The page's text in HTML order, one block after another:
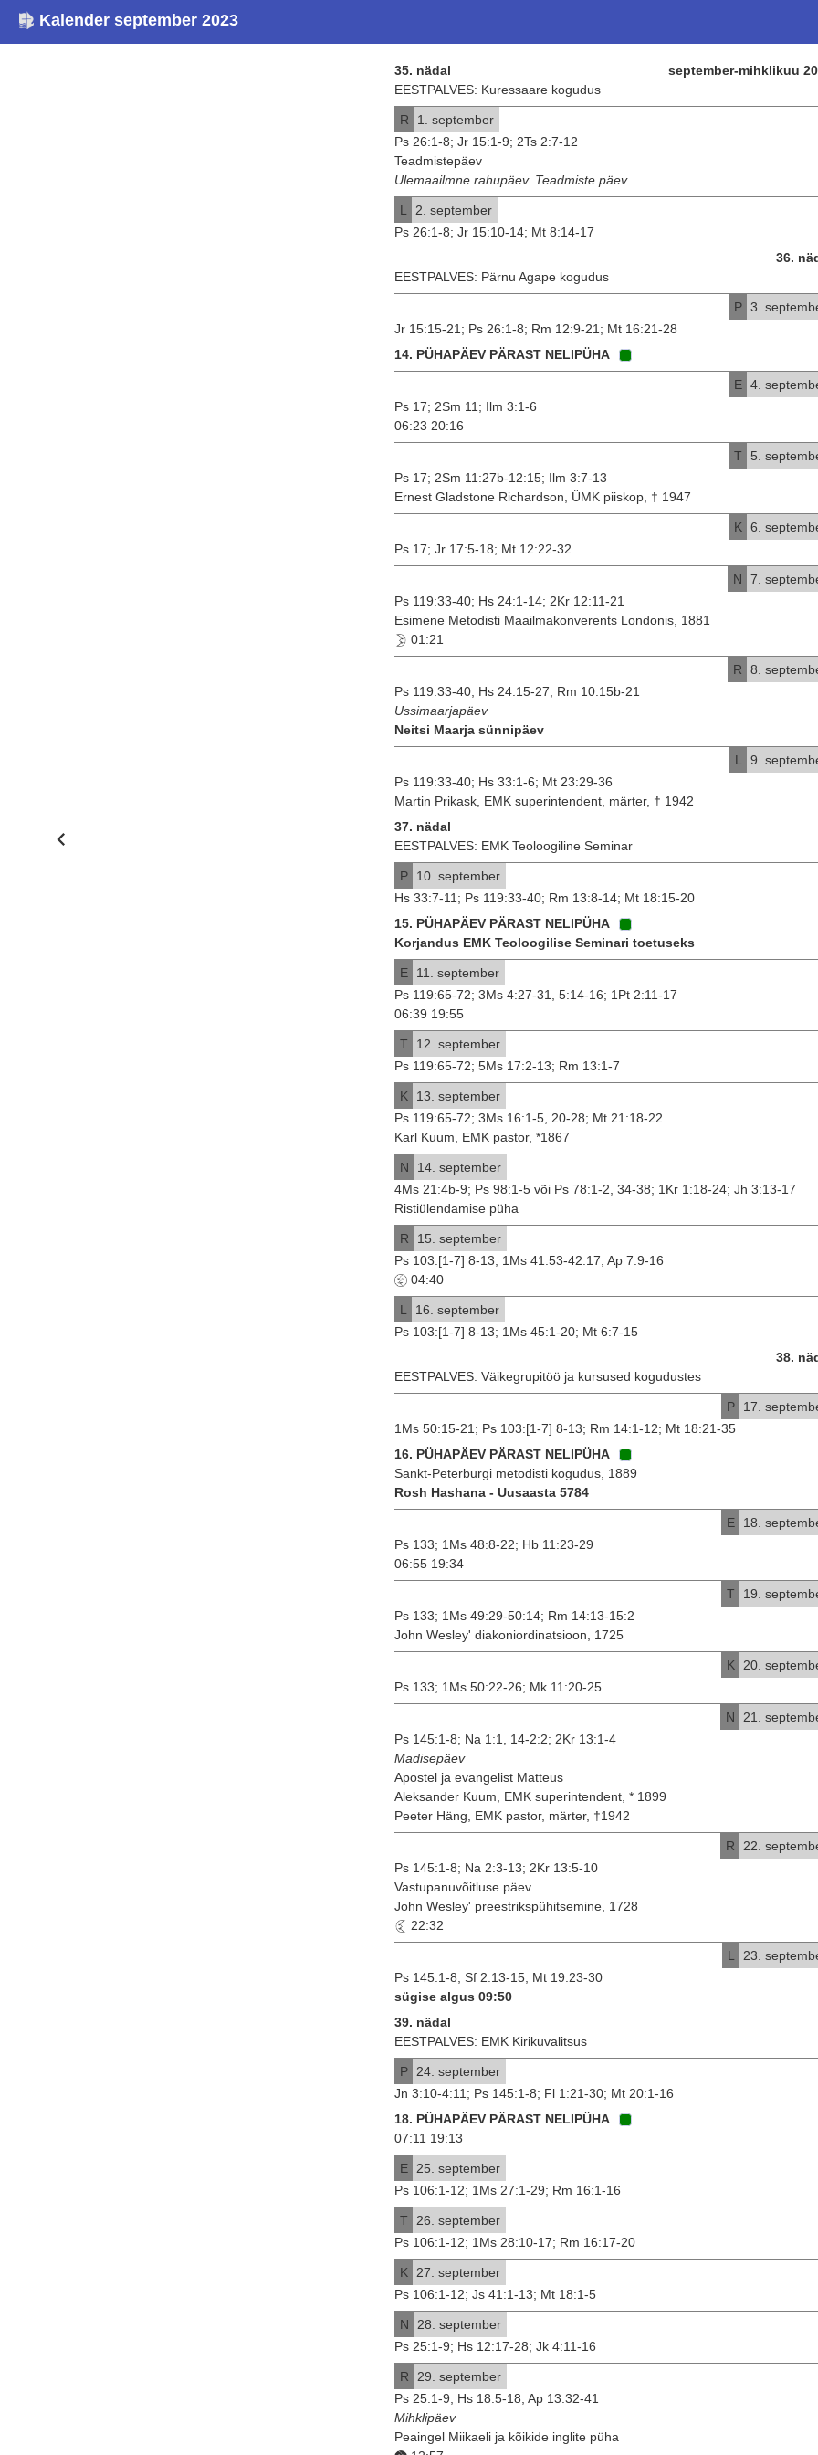
Kalender september 2023
35. nädal
september-mihklikuu
EESTPALVES: Kuressaare kogudus
R
1. september
Ps 26:1-8; Jr 15:1-9; 2Ts 2:7-12
Teadmistepäev
Ülemaailmne rahupäev. Teadmiste päev
L
2. september
Ps 26:1-8; Jr 15:10-14; Mt 8:14-17
36.
EESTPALVES: Pärnu Agape kogudus
P 3.
Jr 15:15-21; Ps 26:1-8; Rm 12:9-21; Mt 16:21-28
14. PÜHAPÄEV PÄRAST NELIPÜHA
E 4.
Ps 17; 2Sm 11; Ilm 3:1-6
06:23 20:16
T
5.
Ps 17; 2Sm 11:27b-12:15; Ilm 3:7-13
Ernest Gladstone Richardson, ÜMK piiskop, † 1947
K
6.
Ps 17; Jr 17:5-18; Mt 12:22-32
N
7.
Ps 119:33-40; Hs 24:1-14; 2Kr 12:11-21
Esimene Metodisti Maailmakonverents Londonis, 1881
01:21
R
8.
Ps 119:33-40; Hs 24:15-27; Rm 10:15b-21
Ussimaarjapäev
Neitsi Maarja sünnipäev
L
9.
Ps 119:33-40; Hs 33:1-6; Mt 23:29-36
Martin Prikask, EMK superintendent, märter, † 1942
37. nädal
EESTPALVES: EMK Teoloogiline Seminar
P
10. september
Hs 33:7-11; Ps 119:33-40; Rm 13:8-14; Mt 18:15-20
15. PÜHAPÄEV PÄRAST NELIPÜHA
Korjandus EMK Teoloogilise Seminari toetuseks
E
11. september
Ps 119:65-72; 3Ms 4:27-31, 5:14-16; 1Pt 2:11-17
06:39 19:55
T
12. september
Ps 119:65-72; 5Ms 17:2-13; Rm 13:1-7
K
13. september
Ps 119:65-72; 3Ms 16:1-5, 20-28; Mt 21:18-22
Karl Kuum, EMK pastor, *1867
N
14. september
4Ms 21:4b-9; Ps 98:1-5 või Ps 78:1-2, 34-38; 1Kr 1:18-24; Jh 3:13-17
Ristiülendamise püha
R
15. september
Ps 103:[1-7] 8-13; 1Ms 41:53-42:17; Ap 7:9-16
04:40
L
16. september
Ps 103:[1-7] 8-13; 1Ms 45:1-20; Mt 6:7-15
38.
EESTPALVES: Väikegrupitöö ja kursused kogudustes
P
17.
1Ms 50:15-21; Ps 103:[1-7] 8-13; Rm 14:1-12; Mt 18:21-35
16. PÜHAPÄEV PÄRAST NELIPÜHA
Sankt-Peterburgi metodisti kogudus, 1889
Rosh Hashana - Uusaasta 5784
E
18.
Ps 133; 1Ms 48:8-22; Hb 11:23-29
06:55 19:34
T
19.
Ps 133; 1Ms 49:29-50:14; Rm 14:13-15:2
John Wesley' diakoniordinatsioon, 1725
K
20.
Ps 133; 1Ms 50:22-26; Mk 11:20-25
N
21.
Ps 145:1-8; Na 1:1, 14-2:2; 2Kr 13:1-4
Madisepäev
Apostel ja evangelist Matteus
Aleksander Kuum, EMK superintendent, * 1899
Peeter Häng, EMK pastor, märter, †1942
R
22.
Ps 145:1-8; Na 2:3-13; 2Kr 13:5-10
Vastupanuvõitluse päev
John Wesley' preestrikspühitsemine, 1728
22:32
L
23.
Ps 145:1-8; Sf 2:13-15; Mt 19:23-30
sügise algus 09:50
39. nädal
EESTPALVES: EMK Kirikuvalitsus
P
24. september
Jn 3:10-4:11; Ps 145:1-8; Fl 1:21-30; Mt 20:1-16
18. PÜHAPÄEV PÄRAST NELIPÜHA
07:11 19:13
E
25. september
Ps 106:1-12; 1Ms 27:1-29; Rm 16:1-16
T
26. september
Ps 106:1-12; 1Ms 28:10-17; Rm 16:17-20
K
27. september
Ps 106:1-12; Js 41:1-13; Mt 18:1-5
N
28. september
Ps 25:1-9; Hs 12:17-28; Jk 4:11-16
R
29. september
Ps 25:1-9; Hs 18:5-18; Ap 13:32-41
Mihklipäev
Peaingel Miikaeli ja kõikide inglite püha